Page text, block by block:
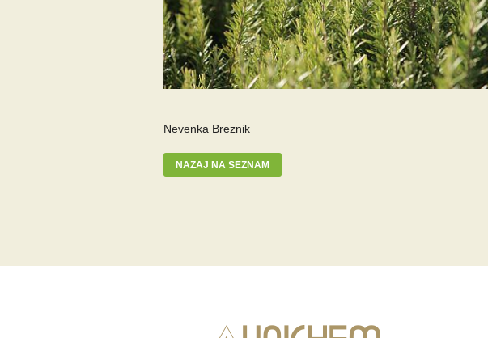
Nevenka Breznik
NAZAJ NA SEZNAM